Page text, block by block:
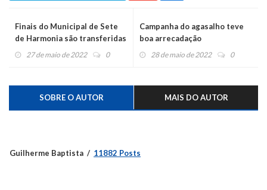
Finais do Municipal de Sete
de Harmonia são transferidas
27 de maio de 2022 0
Campanha do agasalho teve
boa arrecadação
28 de maio de 2022 0
SOBRE O AUTOR MAIS DO AUTOR
Guilherme Baptista 11882 Posts